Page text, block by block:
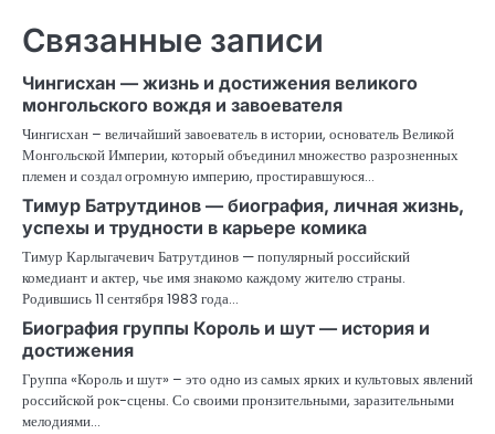
Связанные записи
Чингисхан — жизнь и достижения великого
монгольского вождя и завоевателя
Чингисхан – величайший завоеватель в истории, основатель Великой
Монгольской Империи, который объединил множество разрозненных
племен и создал огромную империю, простиравшуюся…
Тимур Батрутдинов — биография, личная жизнь,
успехы и трудности в карьере комика
Тимур Карлыгачевич Батрутдинов — популярный российский
комедиант и актер, чье имя знакомо каждому жителю страны.
Родившись 11 сентября 1983 года…
Биография группы Король и шут — история и
достижения
Группа «Король и шут» – это одно из самых ярких и культовых явлений
российской рок-сцены. Со своими пронзительными, заразительными
мелодиями…